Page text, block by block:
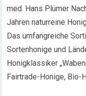
med. Hans Plümer
Jahren naturreine
Das umfangreiche
Sortenhonige und
Honigklassiker
Fairtrade-Honige, Bio-